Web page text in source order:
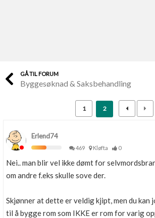
Finn håndverkere
Skaff dokumentasjon som mangler
Kundeservice
Få svar på det du lurer på
Kom i gang med Boligmappa
Se din bolig? Klikk her
GÅ TIL FORUM
Byggesøknad & Saksbehandling
1 2
Erlend74
469
Kløfta 0
Nei.. man blir vel ikke dømt for
om andre f.eks skulle sove der.
Skjønner at dette er veldig kjipt, men du kan
til å bygge rom som IKKE er rom for varig